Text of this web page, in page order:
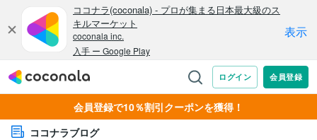
会員登録で10％割引クーポンを獲得！
ココナラブログ